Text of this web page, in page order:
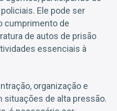
Ele pode ser
cumprimento de
de autos de prisão
essenciais à
organização e
situações de alta pressão.